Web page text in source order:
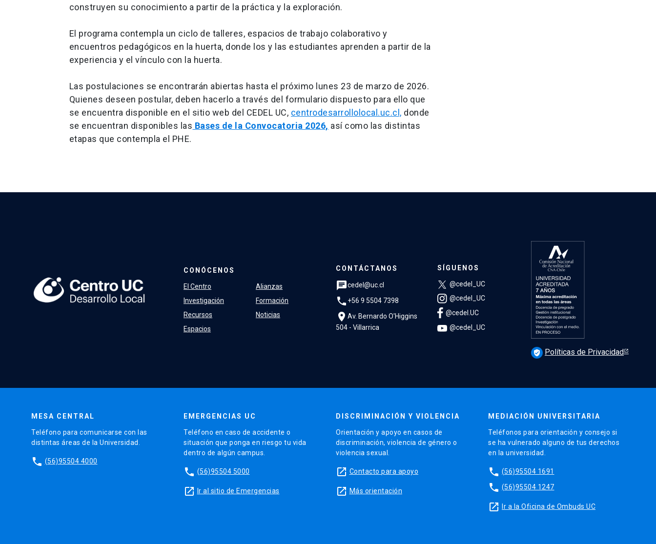
construyen su conocimiento a partir de la práctica y la exploración.
El programa contempla un ciclo de talleres, espacios de trabajo colaborativo y
encuentros pedagógicos en la huerta, donde los y las estudiantes aprenden a partir de la
experiencia y el vínculo con la huerta.
Las postulaciones se encontrarán abiertas hasta el próximo lunes 23 de marzo de 2026.
Quienes deseen postular, deben hacerlo a través del formulario dispuesto para ello que
se encuentra disponible en el sitio web del CEDEL UC, centrodesarrollolocal.uc.cl, donde
se encuentran disponibles las Bases de la Convocatoria 2026, así como las distintas
etapas que contempla el PHE.
CONÓCENOS
El Centro
Investigación
Recursos
Espacios
Alianzas
Formación
Noticias
CONTÁCTANOS
chatcedel@uc.cl
phone +56 9 5504 7398
location_on Av. Bernardo O'Higgins
504 - Villarrica
SÍGUENOS
@cedel_UC
@cedel_UC
@cedel.UC
@cedel_UC
verified_user Políticas de Privacidad
MESA CENTRAL
Teléfono para comunicarse con las
distintas áreas de la Universidad.
phone (56)95504 4000
EMERGENCIAS UC
Teléfono en caso de accidente o
situación que ponga en riesgo tu vida
dentro de algún campus.
phone (56)95504 5000
launch Ir al sitio de Emergencias
DISCRIMINACIÓN Y VIOLENCIA
Orientación y apoyo en casos de
discriminación, violencia de género o
violencia sexual.
launch Contacto para apoyo
launch Más orientación
MEDIACIÓN UNIVERSITARIA
Teléfonos para orientación y consejo si
se ha vulnerado alguno de tus derechos
en la universidad.
phone (56)95504 1691
phone (56)95504 1247
launch Ir a la Oficina de Ombuds UC